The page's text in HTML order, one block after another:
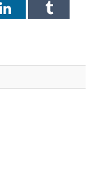
LinkedInTumblr